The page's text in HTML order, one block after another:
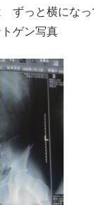
ずっと横になっ
ゲン写真